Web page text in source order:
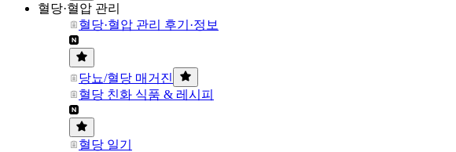
혈당·혈압 관리
혈당·혈압 관리 후기·정보
당뇨/혈당 매거진
혈당 친화 식품 & 레시피
혈당 일기